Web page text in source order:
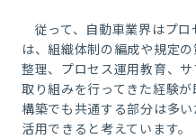
従って、自動車業界はプロ
は、組織体制の編成や規定
整理、プロセス運用教育、
取り組みを行ってきた経験
構築でも共通する部分は多
活用できると考えています。